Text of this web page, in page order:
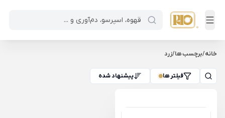
خانه/برچسب ها/زرد
فیلتر ها پیشنهاد شده